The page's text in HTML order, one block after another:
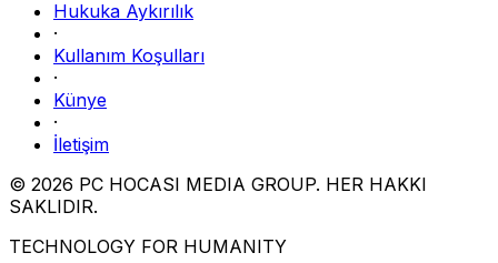
Hukuka Aykırılık
·
Kullanım Koşulları
·
Künye
·
İletişim
© 2026 PC HOCASI MEDIA GROUP. HER HAKKI
SAKLIDIR.
TECHNOLOGY FOR HUMANITY